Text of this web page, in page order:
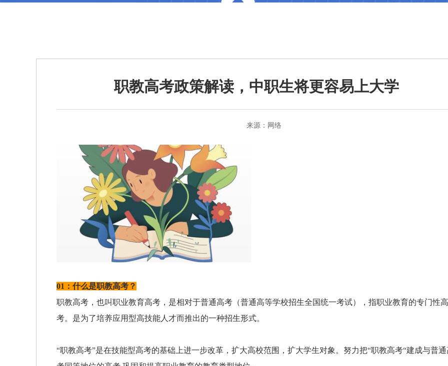
职教高考政策解读，中职生将更容易上大学
来源：网络
01：什么是职教高考？
职教高考，也叫职业教育高考，是相对于普通高考（普通高等学校招生全国统一考试），指职业教育的专门性高
考。是为了培养应用型高技能人才而推出的一种招生形式。
“职教高考”是在技能型高考的基础上进一步改革，扩大高校范围，扩大学生对象。努力把“职教高考“建成与普通